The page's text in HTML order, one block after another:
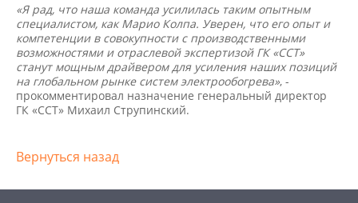
«Я рад, что наша команда усилилась таким опытным
специалистом, как Марио Колпа. Уверен, что его опыт и
компетенции в совокупности с производственными
возможностями и отраслевой экспертизой ГК «ССТ»
станут мощным драйвером для усиления наших позиций
на глобальном рынке систем электрообогрева», -
прокомментировал назначение генеральный директор
ГК «ССТ» Михаил Струпинский.
Вернуться назад